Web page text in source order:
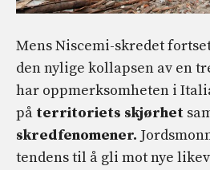
Mens Niscemi-skredet
den nylige kollapsen av en
har oppmerksomheten i
på territoriets skjørhet
skredfenomener.
tendens til å gli mot nye